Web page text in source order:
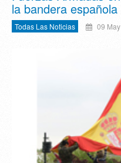
la bandera
Todas Las Noticias 09